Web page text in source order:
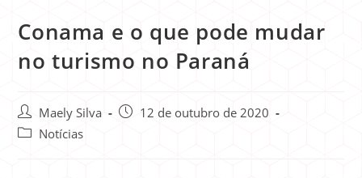
Conama e o que pode mudar
no turismo no Paraná
Maely Silva
12 de outubro de 2020
Notícias